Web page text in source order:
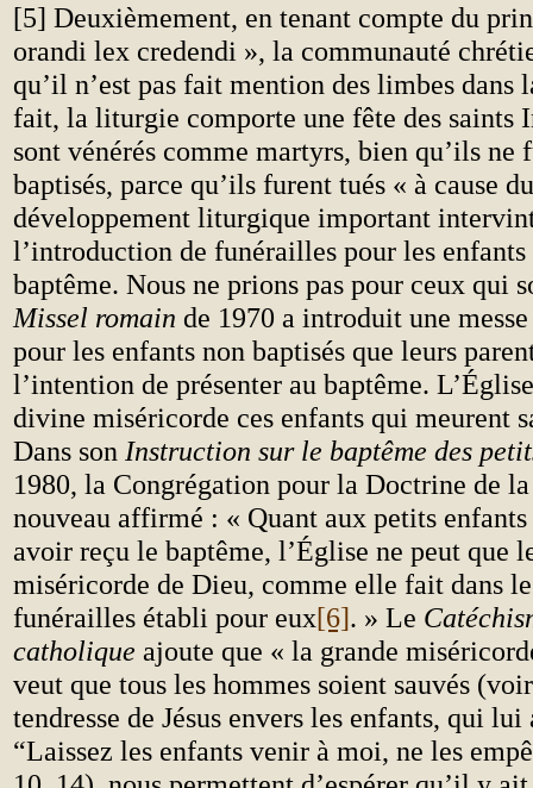
[5] Deuxièmement, en tenant compte du
orandi lex credendi », la communauté
qu’il n’est pas fait mention des limbes dans
fait, la liturgie comporte une fête des saints
sont vénérés comme martyrs, bien qu’ils ne
baptisés, parce qu’ils furent tués « à cause
développement liturgique important
l’introduction de funérailles pour les enfants
baptême. Nous ne prions pas pour ceux qui
Missel romain de 1970 a introduit une
pour les enfants non baptisés que leurs
l’intention de présenter au baptême.
divine miséricorde ces enfants qui meurent
Dans son Instruction sur le baptême des
1980, la Congrégation pour la Doctrine de
nouveau affirmé : « Quant aux petits enfants
avoir reçu le baptême, l’Église ne peut que
miséricorde de Dieu, comme elle fait dans
funérailles établi pour eux[6]. » Le
catholique ajoute que « la grande
veut que tous les hommes soient sauvés
tendresse de Jésus envers les enfants, qui
“Laissez les enfants venir à moi, ne les